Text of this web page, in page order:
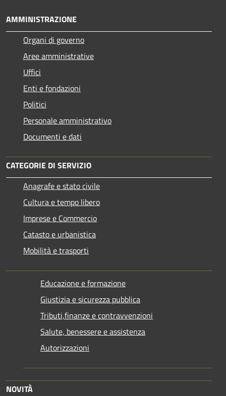
AMMINISTRAZIONE
Organi di governo
Aree amministrative
Uffici
Enti e fondazioni
Politici
Personale amministrativo
Documenti e dati
CATEGORIE DI SERVIZIO
Anagrafe e stato civile
Cultura e tempo libero
Imprese e Commercio
Catasto e urbanistica
Mobilità e trasporti
Educazione e formazione
Giustizia e sicurezza pubblica
Tributi,finanze e contravvenzioni
Salute, benessere e assistenza
Autorizzazioni
NOVITÀ